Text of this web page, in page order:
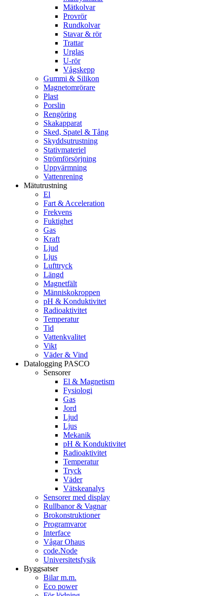
Mätkolvar
Provrör
Rundkolvar
Stavar & rör
Trattar
Urglas
U-rör
Vågskepp
Gummi & Silikon
Magnetomrörare
Plast
Porslin
Rengöring
Skakapparat
Sked, Spatel & Tång
Skyddsutrustning
Stativmateriel
Strömförsörjning
Uppvärmning
Vattenrening
Mätutrustning
El
Fart & Acceleration
Frekvens
Fuktighet
Gas
Kraft
Ljud
Ljus
Lufttryck
Längd
Magnetfält
Människokroppen
pH & Konduktivitet
Radioaktivitet
Temperatur
Tid
Vattenkvalitet
Vikt
Väder & Vind
Datalogging PASCO
Sensorer
El & Magnetism
Fysiologi
Gas
Jord
Ljud
Ljus
Mekanik
pH & Konduktivitet
Radioaktivitet
Temperatur
Tryck
Väder
Vätskeanalys
Sensorer med display
Rullbanor & Vagnar
Brokonstruktioner
Programvaror
Interface
Vågar Ohaus
code.Node
Universitetsfysik
Byggsatser
Bilar m.m.
Eco power